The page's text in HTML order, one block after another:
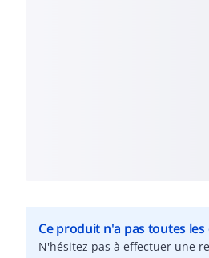
Ce produit n'a pas toutes
N'hésitez pas à effectuer une